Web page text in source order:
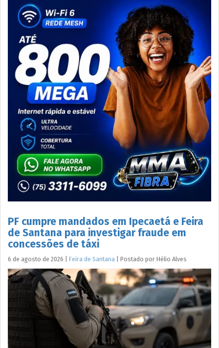
PF cumpre mandados em Ipecaetá e Feira
de Santana para investigar fraude em
concessões de táxi
6 de agosto de 2026 Feira de Santana Postado por Hélio Alves